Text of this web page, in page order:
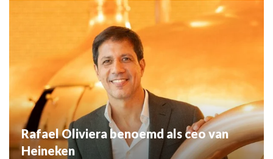
Rafael Oliviera benoemd als ceo van
Heineken